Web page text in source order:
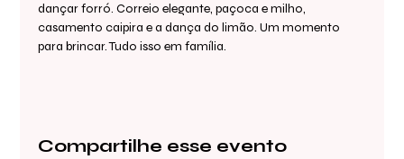
dançar forró. Correio elegante, paçoca e milho,
casamento caipira e a dança do limão. Um momento
para brincar. Tudo isso em família.
Compartilhe esse evento